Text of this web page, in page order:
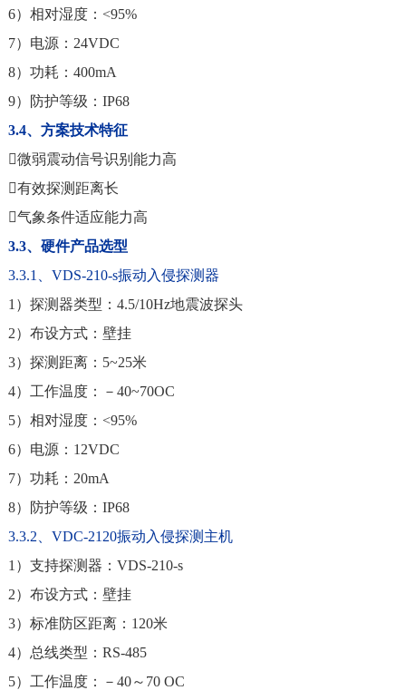
6）相对湿度：<95%
7）电源：24VDC
8）功耗：400mA
9）防护等级：IP68
3.4、方案技术特征
微弱震动信号识别能力高
有效探测距离长
气象条件适应能力高
3.3、硬件产品选型
3.3.1、VDS-210-s振动入侵探测器
1）探测器类型：4.5/10Hz地震波探头
2）布设方式：壁挂
3）探测距离：5~25米
4）工作温度：－40~70OC
5）相对湿度：<95%
6）电源：12VDC
7）功耗：20mA
8）防护等级：IP68
3.3.2、VDC-2120振动入侵探测主机
1）支持探测器：VDS-210-s
2）布设方式：壁挂
3）标准防区距离：120米
4）总线类型：RS-485
5）工作温度：－40～70 OC